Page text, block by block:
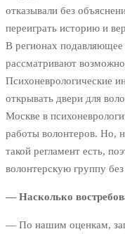
отказывали без
переиграть историю и
В регионах
рассматривают
Психоневрологические
открывать двери для
Москве в
работы волонтеров. Но,
такой регламент есть,
волонтерскую группу
— Насколько
— По нашим оценкам,